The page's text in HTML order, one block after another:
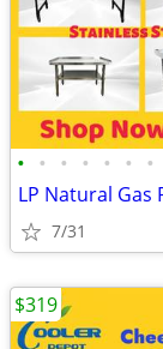
• • • • • • •
7/31
$319